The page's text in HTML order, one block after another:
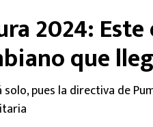
Ochoa
Chino Huerta
Álvarez
Giménez
Huescas
2024: Este
que
pues la directiva de